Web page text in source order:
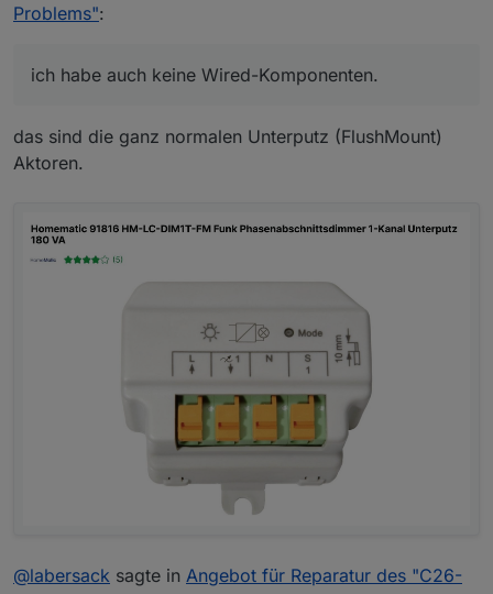
Problems":
ich habe auch keine Wired-Komponenten.
das sind die ganz normalen Unterputz (FlushMount)
Aktoren.
@labersack sagte in Angebot für Reparatur des "C26-